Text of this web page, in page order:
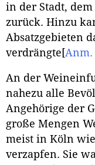
in der Stadt,
zurück. Hinzu
Absatzgebieten
verdrängte [Anm.
An der
nahezu alle
Angehörige der
große Mengen
meist in Köln
verzapfen. Sie